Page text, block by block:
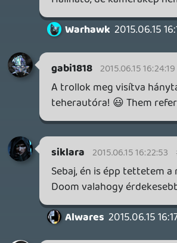
keviny 2015.06.15 16:15:45 #06o9l
siklara 2015.06.15 16:14:45
siklara 2015.06.15 16:14:45 #06o9k
Még munkahelyen, de addig nem megyek
haza, amig a podcast tart. 😃
whoooo! 😃
chris breezy 2015.06.15 16:13:41 #06o9i